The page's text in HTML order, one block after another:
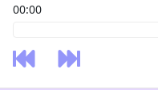
00:00